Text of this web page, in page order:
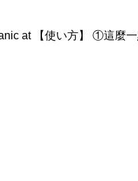
at 【使い方】 ①這麼